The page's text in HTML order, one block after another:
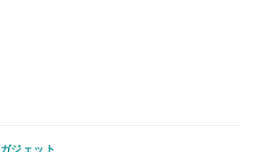
ガジェット